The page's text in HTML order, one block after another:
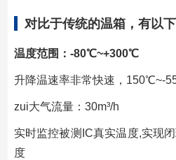
对比于传统的温箱，有以
温度范围：-80℃~+300℃
升降温速率⾮常快速，150℃~-
zui大⽓流量：30m³/h
实时监控被测IC真实温度,实现
度